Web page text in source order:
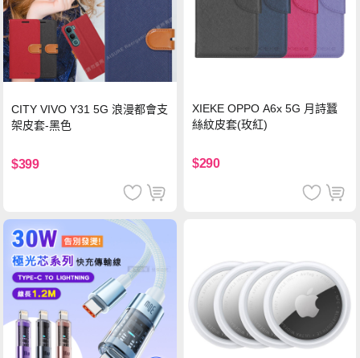
CITY VIVO Y31 5G 浪漫都會支
架皮套-黑色
$399
XIEKE OPPO A6x 5G 月詩蠶
絲紋皮套(玫紅)
$290